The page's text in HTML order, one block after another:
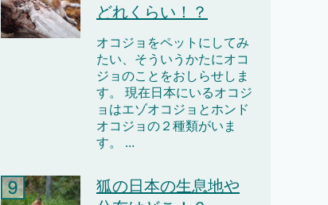
どれくらい！？
オコジョをペットにしてみ
たい、そういうかたにオコ
ジョのことをおしらせしま
す。 現在日本にいるオコジ
ョはエゾオコジョとホンド
オコジョの２種類がいま
す。 ...
狐の日本の生息地や